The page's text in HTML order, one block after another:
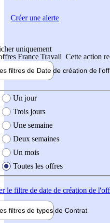
uniquement
France Travail Cette action
filtres de Date de création de
création de l'offre
Un jour
Trois jours
Une semaine
Deux semaines
Un mois
Toutes les offres
le filtre de date de création de
filtres de types de Contrat
Créer une alerte